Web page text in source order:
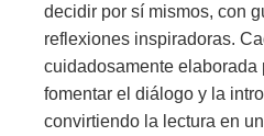
decidir por sí mismos, con
reflexiones inspiradoras.
cuidadosamente elaborada
fomentar el diálogo y la
convirtiendo la lectura en